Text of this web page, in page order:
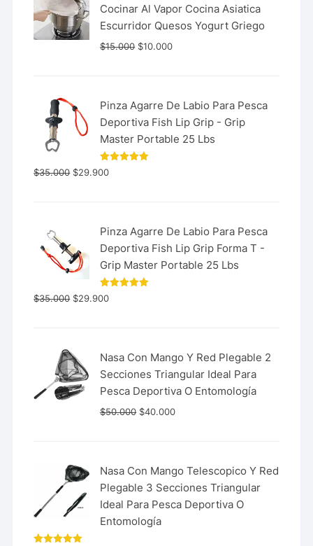
Cocinar Al Vapor Cocina Asiatica
Escurridor Quesos Yogurt Griego
$15.000 $10.000
Pinza Agarre De Labio Para Pesca
Deportiva Fish Lip Grip - Grip
Master Portable 25 Lbs
Valorado
con
$35.000 $29.900
Pinza Agarre De Labio Para Pesca
Deportiva Fish Lip Grip Forma T -
Grip Master Portable 25 Lbs
Valorado
con
$35.000 $29.900
Nasa Con Mango Y Red Plegable 2
Secciones Triangular Ideal Para
Pesca Deportiva O Entomología
$50.000 $40.000
Nasa Con Mango Telescopico Y Red
Plegable 3 Secciones Triangular
Ideal Para Pesca Deportiva O
Entomología